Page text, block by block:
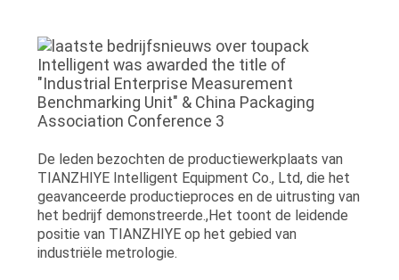
De leden bezochten de productiewerkplaats van
TIANZHIYE Intelligent Equipment Co., Ltd, die het
geavanceerde productieproces en de uitrusting van
het bedrijf demonstreerde.,Het toont de leidende
positie van TIANZHIYE op het gebied van
industriële metrologie.